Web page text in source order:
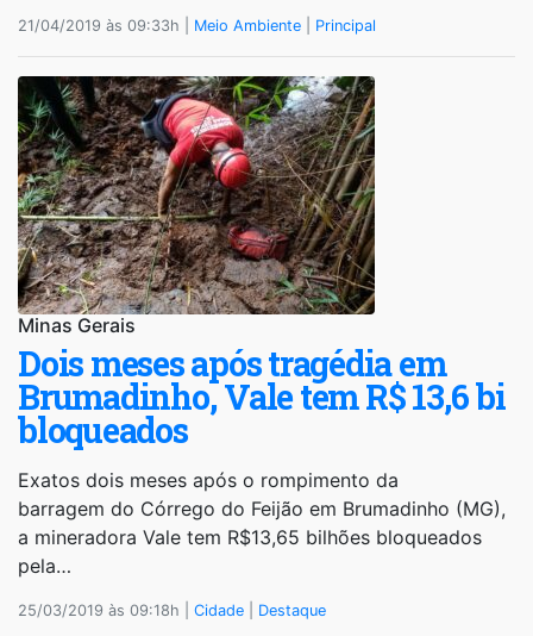
21/04/2019 às 09:33h | Meio Ambiente Principal
Minas Gerais
Dois meses após tragédia em
Brumadinho, Vale tem R$ 13,6 bi
bloqueados
Exatos dois meses após o rompimento da
barragem do Córrego do Feijão em Brumadinho (MG),
a mineradora Vale tem R$13,65 bilhões bloqueados
pela…
25/03/2019 às 09:18h | Cidade Destaque